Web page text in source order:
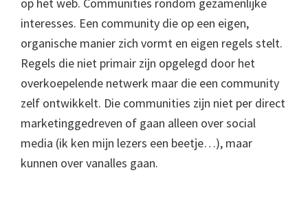
interesses. Een community die op een eigen,
organische manier zich vormt en eigen regels stelt.
Regels die niet primair zijn opgelegd door het
overkoepelende netwerk maar die een community
zelf ontwikkelt. Die communities zijn niet per direct
marketinggedreven of gaan alleen over social
media (ik ken mijn lezers een beetje…), maar
kunnen over vanalles gaan.